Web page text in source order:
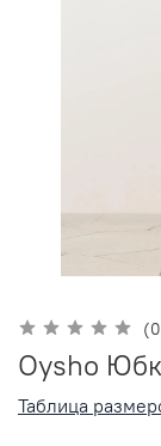
Oysho
Таблица